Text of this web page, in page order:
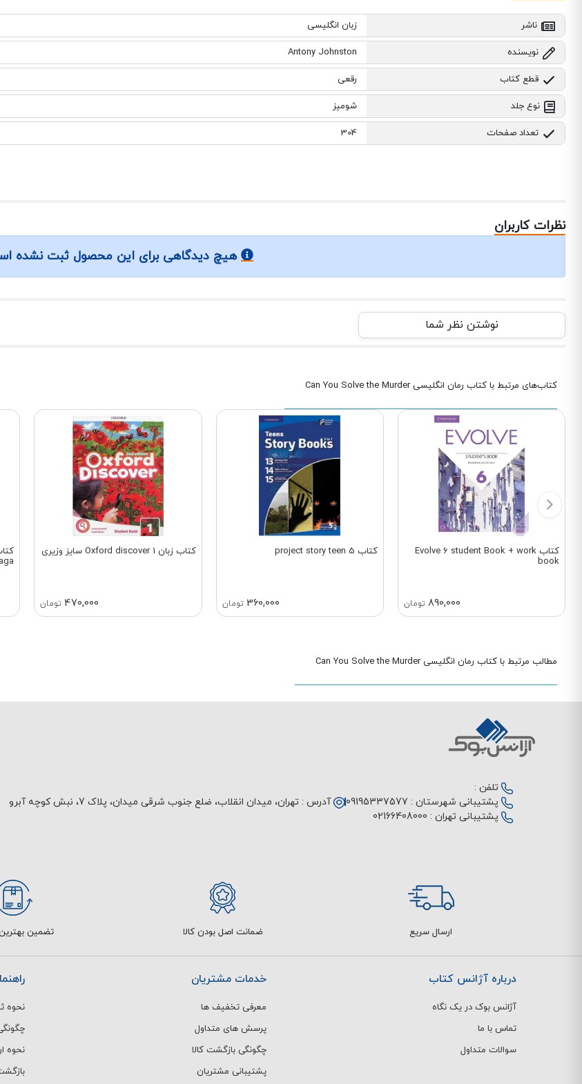
ناشر زبان انگلیسی
نویسنده Antony Johnston
قطع کتاب رقعی
نوع جلد شومیز
تعداد صفحات 304
نظرات کاربران
هیچ دیدگاهی برای این محصول ثبت نشده
نوشتن نظر شما
کتاب‌های مرتبط با کتاب رمان انگلیسی Can You Solve the Murder
کتاب Evolve 6 student Book + work
book
890,000 تومان
کتاب project story teen 5
360,000 تومان
کتاب زبان Oxford discover 1 سایز وزیری
470,000 تومان
مطالب مرتبط با کتاب رمان انگلیسی Can You Solve the Murder
تلفن :
پشتیبانی شهرستان : 09195337577
پشتیبانی تهران : 02166408000
آدرس : تهران، میدان انقلاب، ضلع جنوب شرقی میدان، پلاک 7، نبش کوچه آبرو
ارسال سریع ضمانت اصل بودن کالا تضمین
درباره آژانس کتاب
آژانس بوک در یک نگاه
تماس با ما
سوالات متداول
خدمات مشتریان
معرفی تخفیف ها
پرسش های متداول
چگونگی بازگشت کالا
پشتیبانی مشتریان
نحوه
نحوه